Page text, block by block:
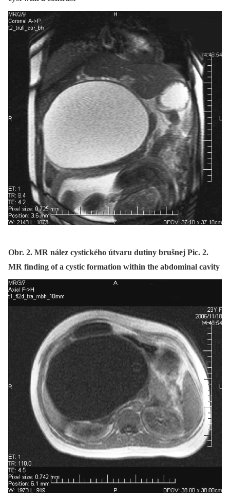
Obr. 2. MR nález cystického útvaru dutiny brušnej Pic. 2.
MR finding of a cystic formation within the abdominal cavity